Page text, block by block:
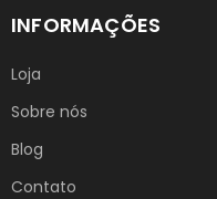
INFORMAÇÕES
Loja
Sobre nós
Blog
Contato